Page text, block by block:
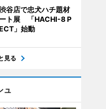
谷店で忠犬ハチ題材
ト展 「HACHI-8 P
」始動
見る
ュ